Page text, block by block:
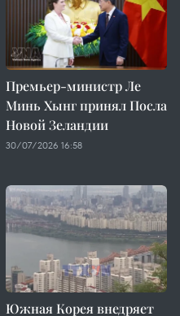
Премьер-министр Ле
Минь Хынг принял Посла
Новой Зеландии
30/07/2026 16:58
Южная Корея внедряет